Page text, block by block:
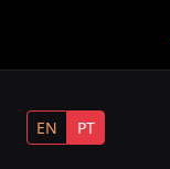
EN PT